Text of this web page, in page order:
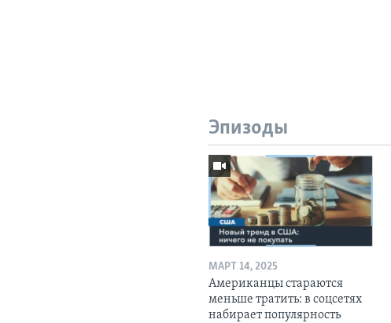
Эпизоды
МАРТ 14, 2025
Американцы стараются
меньше тратить: в соцсетях
набирает популярность